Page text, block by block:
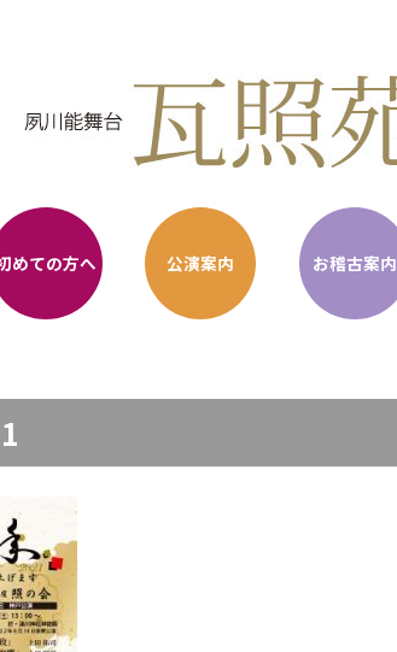
めての方へ 公演案内 お稽古案内